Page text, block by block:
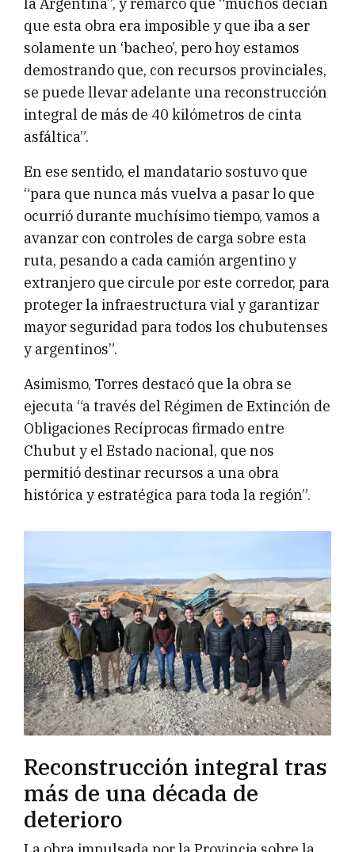
que esta obra era imposible y que iba a ser
solamente un ‘bacheo’, pero hoy estamos
demostrando que, con recursos provinciales,
se puede llevar adelante una reconstrucción
integral de más de 40 kilómetros de cinta
asfáltica”.
En ese sentido, el mandatario sostuvo que
“para que nunca más vuelva a pasar lo que
ocurrió durante muchísimo tiempo, vamos a
avanzar con controles de carga sobre esta
ruta, pesando a cada camión argentino y
extranjero que circule por este corredor, para
proteger la infraestructura vial y garantizar
mayor seguridad para todos los chubutenses
y argentinos”.
Asimismo, Torres destacó que la obra se
ejecuta “a través del Régimen de Extinción de
Obligaciones Recíprocas firmado entre
Chubut y el Estado nacional, que nos
permitió destinar recursos a una obra
histórica y estratégica para toda la región”.
Reconstrucción integral tras
más de una década de
deterioro